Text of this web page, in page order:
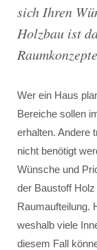
sich Ihren
Holzbau ist
Wer ein Haus
Bereiche sollen
erhalten. Andere
nicht benötigt
Wünsche und
der Baustoff
Raumaufteilung.
weshalb viele
diesem Fall